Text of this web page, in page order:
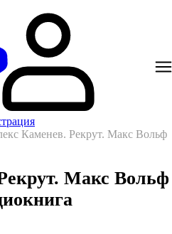
Каменев. Рекрут. Макс Вольф
Макс Вольф